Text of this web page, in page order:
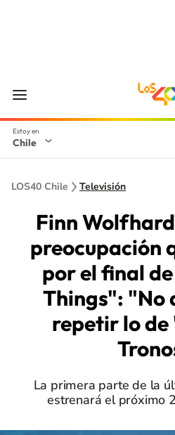
Chile
LOS40 Chile Televisión
Finn
preocupación
por el final
Things": "No
repetir lo de
La primera parte de la
estrenará el próximo